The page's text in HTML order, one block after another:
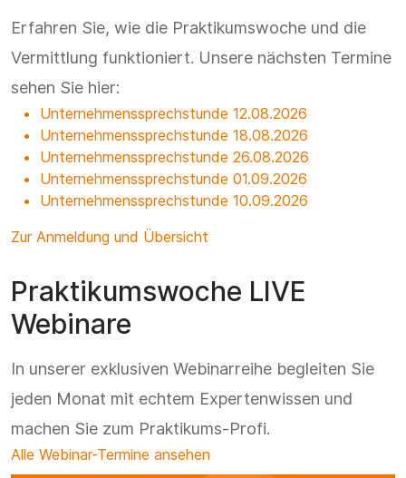
Erfahren Sie, wie die Praktikumswoche und die
Vermittlung funktioniert. Unsere nächsten Termine
sehen Sie hier:
Unternehmenssprechstunde 12.08.2026
Unternehmenssprechstunde 18.08.2026
Unternehmenssprechstunde 26.08.2026
Unternehmenssprechstunde 01.09.2026
Unternehmenssprechstunde 10.09.2026
Zur Anmeldung und Übersicht
Praktikumswoche LIVE
Webinare
In unserer exklusiven Webinarreihe begleiten Sie
jeden Monat mit echtem Expertenwissen und
machen Sie zum Praktikums-Profi.
Alle Webinar-Termine ansehen